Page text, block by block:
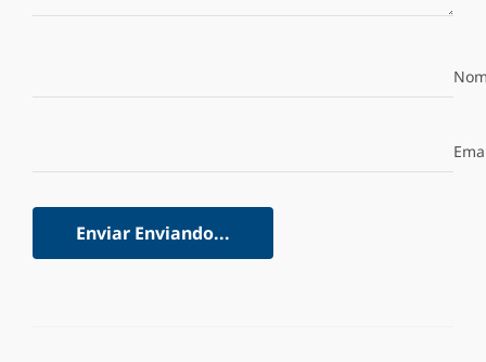
Enviar Enviando...